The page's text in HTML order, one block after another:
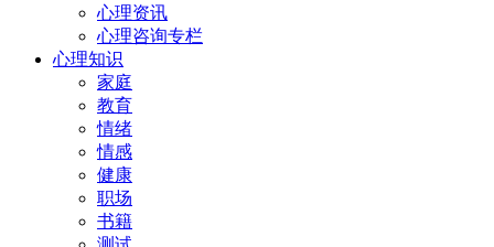
心理资讯
心理咨询专栏
心理知识
家庭
教育
情绪
情感
健康
职场
书籍